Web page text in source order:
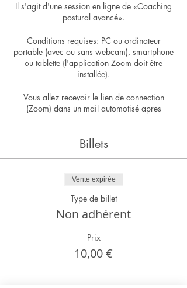
Il s'agit d'une session en ligne de «Coaching
postural avancé».
Conditions requises: PC ou ordinateur
portable (avec ou sans webcam), smartphone
ou tablette (l'application Zoom doit être
installée).
Vous allez recevoir le lien de connection
(Zoom) dans un mail automotisé apres
Billets
Vente expirée
Type de billet
Non adhérent
Prix
10,00 €